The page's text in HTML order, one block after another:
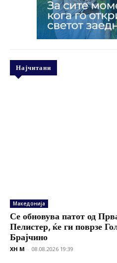
Најчитани
Македонија
Се обновува патот од
Пелистер, ќе ги поврзе
Брајчино
XH M - 08.08.2026 19:39